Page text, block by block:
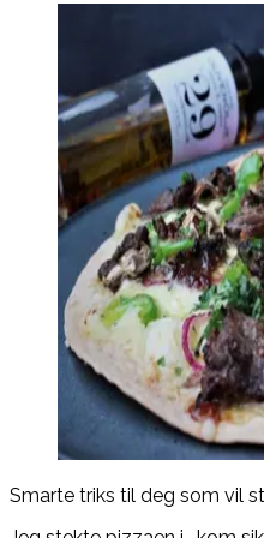
Smarte triks til deg som vil